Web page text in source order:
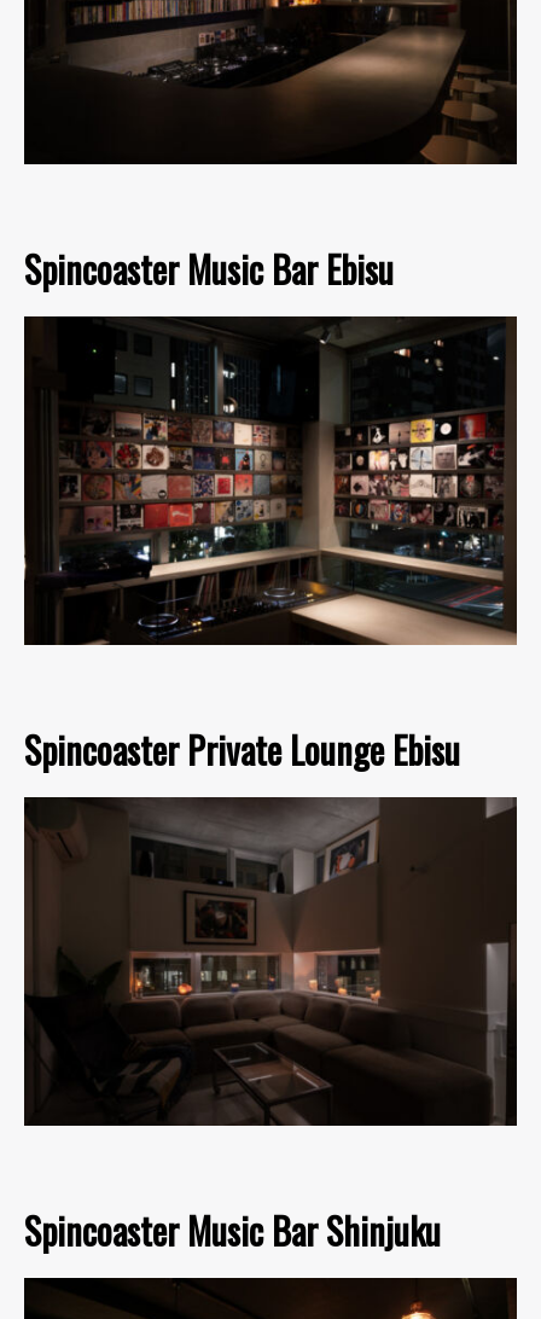
Spincoaster Music Bar Ebisu
Spincoaster Private Lounge Ebisu
Spincoaster Music Bar Shinjuku